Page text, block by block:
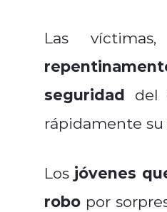
Las
seguridad del
rápidamente su
Los jóvenes
robo por